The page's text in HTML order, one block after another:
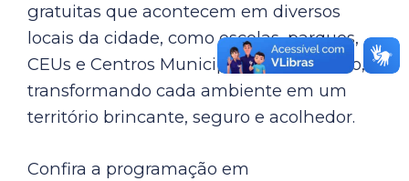
gratuitas que acontecem em diversos
locais da cidade, como escolas, parques,
CEUs e Centros Municipais de Educação,
transformando cada ambiente em um
território brincante, seguro e acolhedor.
Confira a programação em